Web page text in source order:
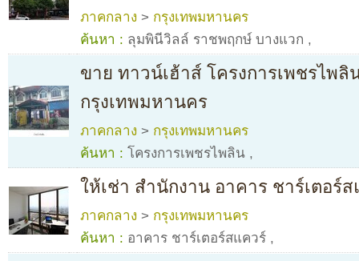
ภาคกลาง > กรุงเทพมหานคร
ค้นหา : ลุมพินีวิลล์ ราชพฤกษ์ บางแวก ,
ขาย ทาวน์เฮ้าส์ โครงการเพชรไพ
กรุงเทพมหานคร
ภาคกลาง > กรุงเทพมหานคร
ค้นหา : โครงการเพชรไพลิน ,
ให้เช่า สำนักงาน อาคาร ชาร์เตอร์
ภาคกลาง > กรุงเทพมหานคร
ค้นหา : อาคาร ชาร์เตอร์สแควร์ ,